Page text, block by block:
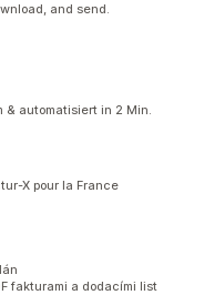
and send.
automatisiert in 2 Min.
X pour la France
fakturami a dodacími list